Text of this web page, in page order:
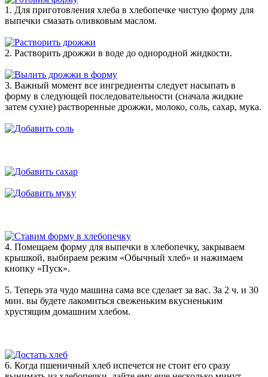
1. Для приготовления хлеба в хлебопечке чистую форму для
выпечки смазать оливковым маслом.
2. Растворить дрожжи в воде до однородной жидкости.
3. Важный момент все ингредиенты следует насыпать в
форму в следующей последовательности (сначала жидкие
затем сухие) растворенные дрожжи, молоко, соль, сахар, мука.
4. Помещаем форму для выпечки в хлебопечку, закрываем
крышкой, выбираем режим «Обычный хлеб» и нажимаем
кнопку «Пуск».
5. Теперь эта чудо машина сама все сделает за вас. За 2 ч. и 30
мин. вы будете лакомиться свеженьким вкусненьким
хрустящим домашним хлебом.
6. Когда пшеничный хлеб испечется не стоит его сразу